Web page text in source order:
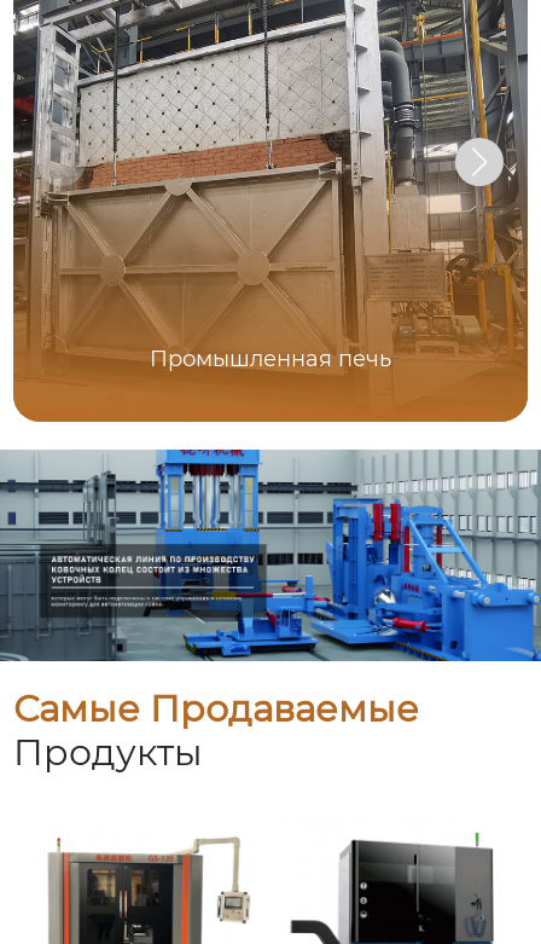
Промышленная печь
Самые Продаваемые
Продукты